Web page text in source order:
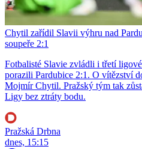
Chytil zařídil Slavii výhru nad
soupeře 2:1
Fotbalisté Slavie zvládli i třetí
porazili Pardubice 2:1. O vítězství
Mojmír Chytil. Pražský tým tak
Ligy bez ztráty bodu.
Pražská Drbna
dnes, 15:15